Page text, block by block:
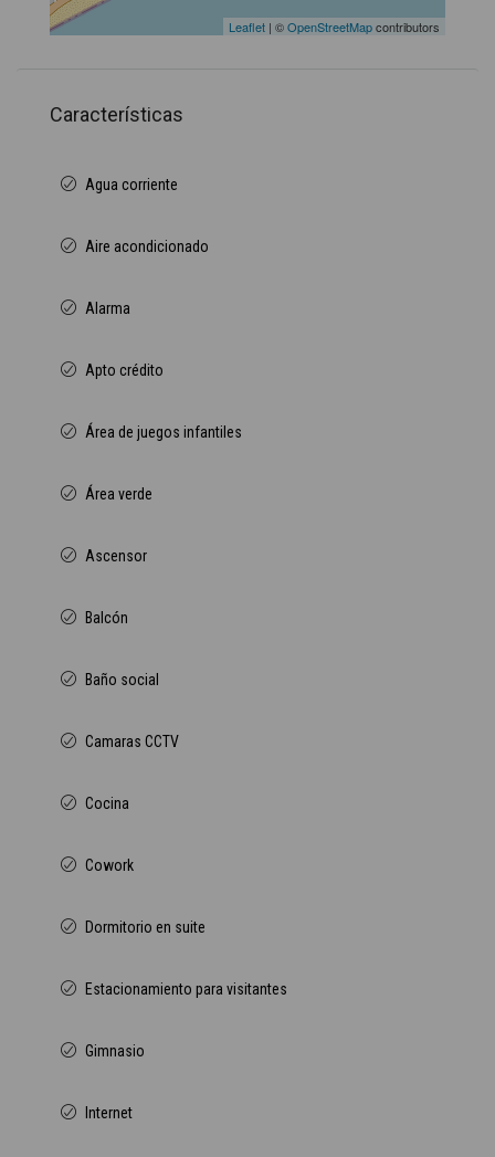
Leaflet | ©OpenStreetMapcontributors
Características
Agua corriente
Aire acondicionado
Alarma
Apto crédito
Área de juegos infantiles
Área verde
Ascensor
Balcón
Baño social
Camaras CCTV
Cocina
Cowork
Dormitorio en suite
Estacionamiento para visitantes
Gimnasio
Internet